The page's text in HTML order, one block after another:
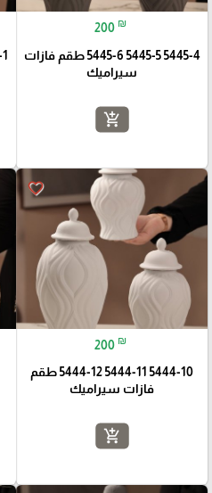
200 ₪
5445-4 5445-5 5445-6 طقم فازات
سيراميك
add_shopping_cart
favorite_border
200 ₪
5444-10 5444-11 5444-12 طقم
فازات سيراميك
add_shopping_cart